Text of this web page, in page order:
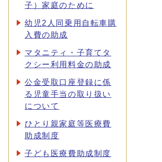
子）家庭のために
幼児2人同乗用自転車購
入費の助成
マタニティ・子育てタ
クシー利用料金の助成
公金受取口座登録に係
る児童手当の取り扱い
について
ひとり親家庭等医療費
助成制度
子ども医療費助成制度